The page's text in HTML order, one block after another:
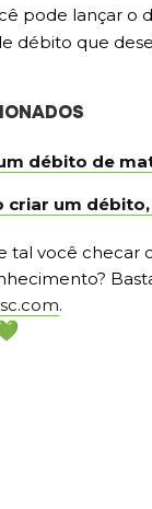
pode lançar o
débito que
débito de
criar um
tal você checar
.